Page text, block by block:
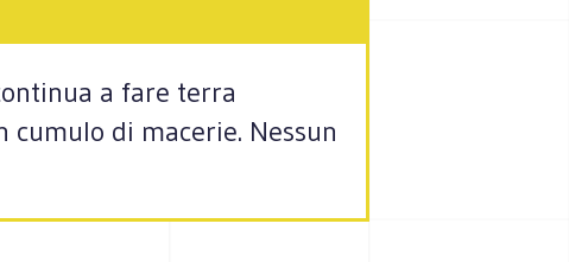
a fare terra
di macerie. Nessun